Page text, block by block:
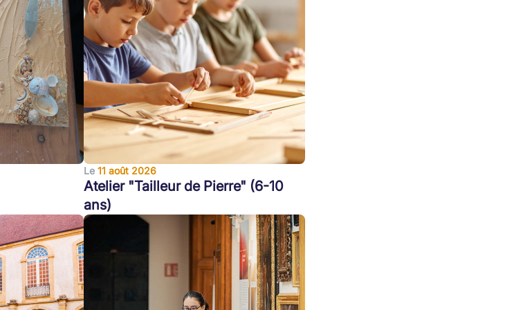
Le 11 août 2026
Atelier "Tailleur de Pierre" (6-10
ans)